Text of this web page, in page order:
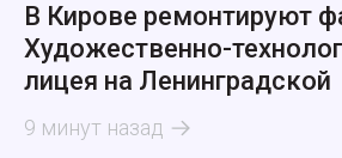
В Кирове ремонтируют
Художественно-
лицея на Ленинградской
9 минут назад